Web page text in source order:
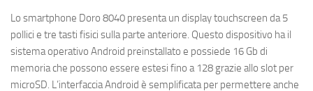
Lo smartphone Doro 8040 presenta un display touchscreen da 5
pollici e tre tasti fisici sulla parte anteriore. Questo dispositivo ha il
sistema operativo Android preinstallato e possiede 16 Gb di
memoria che possono essere estesi fino a 128 grazie allo slot per
microSD. L’interfaccia Android è semplificata per permettere anche